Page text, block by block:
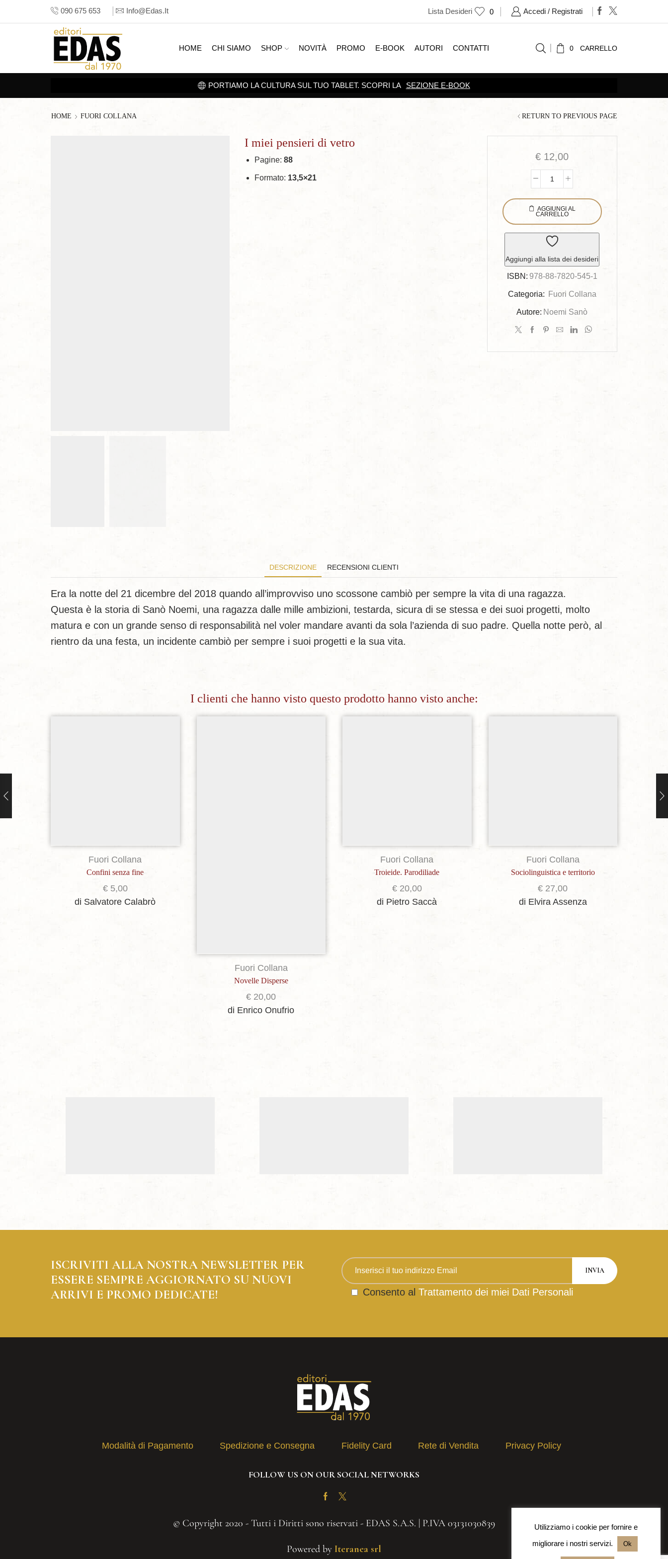
090 675 653 Info@edas.it Lista Desideri 0 Accedi / Registrati
HOME CHI SIAMO SHOP NOVITÀ PROMO E-BOOK AUTORI CONTATTI 0 CARRELLO
SCOPRI TUTTE LE PROMOZIONI
HOME FUORI COLLANA RETURN TO PREVIOUS PAGE
€ 12,00
I
miei
pensieri
di
vetro
quantità
AGGIUNGI AL
CARRELLO
Aggiungi alla lista dei desideri
ISBN: 978-88-7820-545-1
Categoria: Fuori Collana
Autore: Noemi Sanò
I miei pensieri di vetro
Pagine: 88
Formato: 13,5×21
DESCRIZIONE RECENSIONI CLIENTI
Era la notte del 21 dicembre del 2018 quando all’improvviso uno scossone cambiò per sempre la vita di una ragazza.
Questa è la storia di Sanò Noemi, una ragazza dalle mille ambizioni, testarda, sicura di se stessa e dei suoi progetti, molto
matura e con un grande senso di responsabilità nel voler mandare avanti da sola l’azienda di suo padre. Quella notte però, al
rientro da una festa, un incidente cambiò per sempre i suoi progetti e la sua vita.
I clienti che hanno visto questo prodotto hanno visto anche:
Fuori Collana
Confini senza fine
€5,00
di Salvatore Calabrò
Fuori Collana
Novelle Disperse
€ 20,00
di Enrico Onufrio
Fuori Collana
Troieide. Parodiliade
€20,00
di Pietro Saccà
Fuori Collana
Sociolinguistica e territorio
€ 27,00
di Elvira Assenza
ISCRIVITI ALLA NOSTRA NEWSLETTER PER
ESSERE SEMPRE AGGIORNATO SU NUOVI
ARRIVI E PROMO DEDICATE!
Consento al Trattamento dei miei Dati Personali
Modalità di Pagamento Spedizione e Consegna Fidelity Card Rete di Vendita Privacy Policy
FOLLOW US ON OUR SOCIAL NETWORKS
Facebook
Twitter
© Copyright 2020 - Tutti i Diritti sono riservati - EDAS S.A.S. | P.IVA 03131030839
Powered by Iteranea srl
Utilizziamo i cookie per fornire e
migliorare i nostri servizi.
Ok